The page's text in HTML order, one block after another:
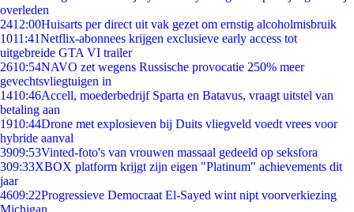
overleden
2412:00Huisarts per direct uit vak gezet om ernstig alcoholmisbruik
1011:41Netflix-abonnees krijgen exclusieve early access tot
uitgebreide GTA VI trailer
2610:54NAVO zet wegens Russische provocatie 250% meer
gevechtsvliegtuigen in
1410:46Accell, moederbedrijf Sparta en Batavus, vraagt uitstel van
betaling aan
1910:44Drone met explosieven bij Duits vliegveld voedt vrees voor
hybride aanval
3909:53Vinted-foto's van vrouwen massaal gedeeld op seksfora
309:33XBOX platform krijgt zijn eigen "Platinum" achievements dit
jaar
4609:22Progressieve Democraat El-Sayed wint nipt voorverkiezing
Michigan